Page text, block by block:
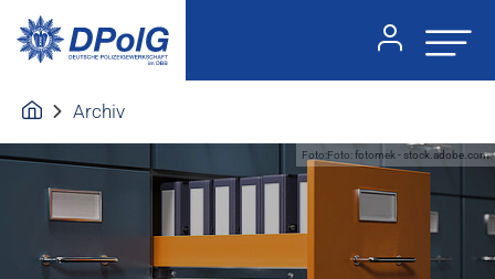
Archiv
Foto:Foto: fotomek - stock.adobe.com